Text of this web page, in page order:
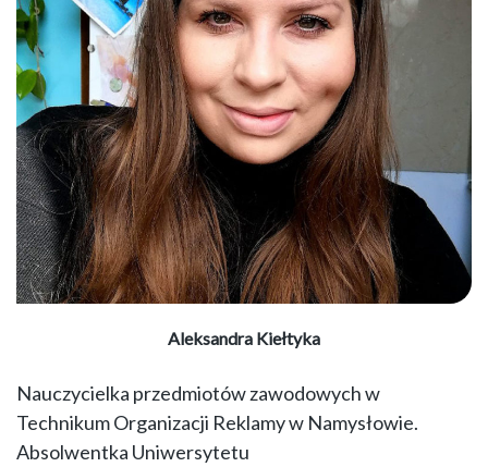
Aleksandra Kiełtyka
Nauczycielka przedmiotów zawodowych w
Technikum Organizacji Reklamy w Namysłowie.
Absolwentka Uniwersytetu